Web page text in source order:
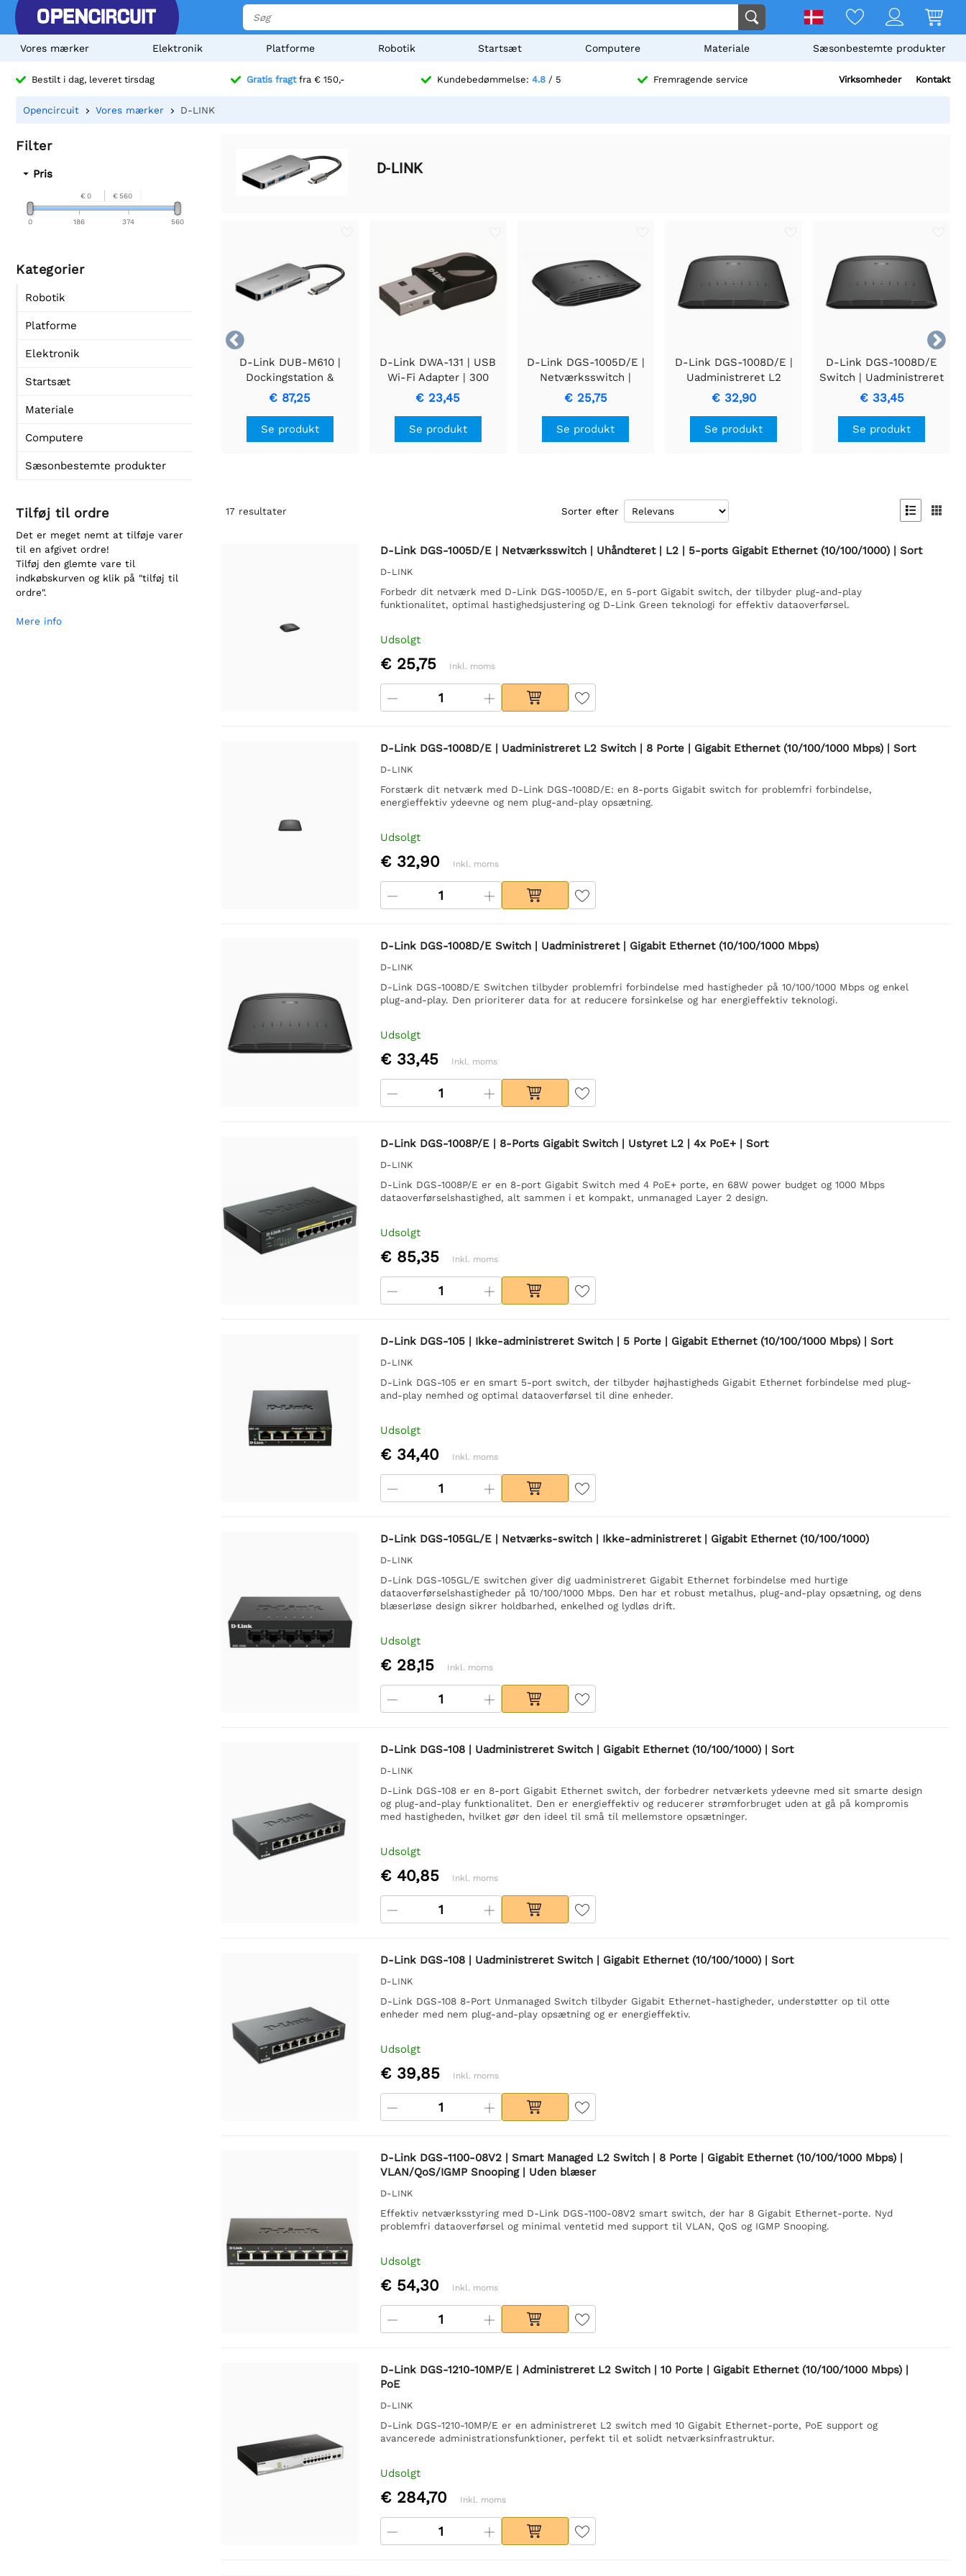
Vores mærker Elektronik Platforme Robotik Startsæt Computere Materiale Sæsonbestemte produkter
Bestilt i dag, leveret tirsdag Gratis fragtfra € 150,- Kundebedømmelse: 4.8 / 5 Fremragende service Virksomheder Kontakt
Opencircuit Vores mærker D-LINK
Filter
Pris
€ 0 € 560
0 560
186 374
Kategorier
Robotik
Platforme
Elektronik
Startsæt
Materiale
Computere
Sæsonbestemte produkter
Tilføj til ordre
Det er meget nemt at tilføje varer
til en afgivet ordre!
Tilføj den glemte vare til
indkøbskurven og klik på "tilføj til
ordre".
Mere info
D-LINK


D-Link DUB-M610 |
Dockingstation &
portreplikator | USB-C
3.2 Gen 1 |
Aluminium/Sort
€ 87,25
Se produkt
D-Link DWA-131 | USB
Wi-Fi Adapter | 300
Mbps | Nano-størrelse |
Sort
€ 23,45
Se produkt
D-Link DGS-1005D/E |
Netværksswitch |
Uhåndteret | L2 | 5-
ports Gigabit Ethernet
(10/100/1000) | Sort
€ 25,75
Se produkt
D-Link DGS-1008D/E |
Uadministreret L2
Switch | 8 Porte |
Gigabit Ethernet
(10/100/1000 Mbps) |
Sort
€ 32,90
Se produkt
D-Link DGS-1008D/E
Switch | Uadministreret
| Gigabit Ethernet
(10/100/1000 Mbps)
€ 33,45
Se produkt
17 resultater Sorter efter  
D-Link DGS-1005D/E | Netværksswitch | Uhåndteret | L2 | 5-ports Gigabit Ethernet (10/100/1000) | Sort
D-LINK
Forbedr dit netværk med D-Link DGS-1005D/E, en 5-port Gigabit switch, der tilbyder plug-and-play
funktionalitet, optimal hastighedsjustering og D-Link Green teknologi for effektiv dataoverførsel.
Udsolgt
€ 25,75 Inkl. moms
D-Link DGS-1008D/E | Uadministreret L2 Switch | 8 Porte | Gigabit Ethernet (10/100/1000 Mbps) | Sort
D-LINK
Forstærk dit netværk med D-Link DGS-1008D/E: en 8-ports Gigabit switch for problemfri forbindelse,
energieffektiv ydeevne og nem plug-and-play opsætning.
Udsolgt
€ 32,90 Inkl. moms
D-Link DGS-1008D/E Switch | Uadministreret | Gigabit Ethernet (10/100/1000 Mbps)
D-LINK
D-Link DGS-1008D/E Switchen tilbyder problemfri forbindelse med hastigheder på 10/100/1000 Mbps og enkel
plug-and-play. Den prioriterer data for at reducere forsinkelse og har energieffektiv teknologi.
Udsolgt
€ 33,45 Inkl. moms
D-Link DGS-1008P/E | 8-Ports Gigabit Switch | Ustyret L2 | 4x PoE+ | Sort
D-LINK
D-Link DGS-1008P/E er en 8-port Gigabit Switch med 4 PoE+ porte, en 68W power budget og 1000 Mbps
dataoverførselshastighed, alt sammen i et kompakt, unmanaged Layer 2 design.
Udsolgt
€ 85,35 Inkl. moms
D-Link DGS-105 | Ikke-administreret Switch | 5 Porte | Gigabit Ethernet (10/100/1000 Mbps) | Sort
D-LINK
D-Link DGS-105 er en smart 5-port switch, der tilbyder højhastigheds Gigabit Ethernet forbindelse med plug-
and-play nemhed og optimal dataoverførsel til dine enheder.
Udsolgt
€ 34,40 Inkl. moms
D-Link DGS-105GL/E | Netværks-switch | Ikke-administreret | Gigabit Ethernet (10/100/1000)
D-LINK
D-Link DGS-105GL/E switchen giver dig uadministreret Gigabit Ethernet forbindelse med hurtige
dataoverførselshastigheder på 10/100/1000 Mbps. Den har et robust metalhus, plug-and-play opsætning, og dens
blæserløse design sikrer holdbarhed, enkelhed og lydløs drift.
Udsolgt
€ 28,15 Inkl. moms
D-Link DGS-108 | Uadministreret Switch | Gigabit Ethernet (10/100/1000) | Sort
D-LINK
D-Link DGS-108 er en 8-port Gigabit Ethernet switch, der forbedrer netværkets ydeevne med sit smarte design
og plug-and-play funktionalitet. Den er energieffektiv og reducerer strømforbruget uden at gå på kompromis
med hastigheden, hvilket gør den ideel til små til mellemstore opsætninger.
Udsolgt
€ 40,85 Inkl. moms
D-Link DGS-108 | Uadministreret Switch | Gigabit Ethernet (10/100/1000) | Sort
D-LINK
D-Link DGS-108 8-Port Unmanaged Switch tilbyder Gigabit Ethernet-hastigheder, understøtter op til otte
enheder med nem plug-and-play opsætning og er energieffektiv.
Udsolgt
€ 39,85 Inkl. moms
D-Link DGS-1100-08V2 | Smart Managed L2 Switch | 8 Porte | Gigabit Ethernet (10/100/1000 Mbps) |
VLAN/QoS/IGMP Snooping | Uden blæser
D-LINK
Effektiv netværksstyring med D-Link DGS-1100-08V2 smart switch, der har 8 Gigabit Ethernet-porte. Nyd
problemfri dataoverførsel og minimal ventetid med support til VLAN, QoS og IGMP Snooping.
Udsolgt
€ 54,30 Inkl. moms
D-Link DGS-1210-10MP/E | Administreret L2 Switch | 10 Porte | Gigabit Ethernet (10/100/1000 Mbps) |
PoE
D-LINK
D-Link DGS-1210-10MP/E er en administreret L2 switch med 10 Gigabit Ethernet-porte, PoE support og
avancerede administrationsfunktioner, perfekt til et solidt netværksinfrastruktur.
Udsolgt
€ 284,70 Inkl. moms